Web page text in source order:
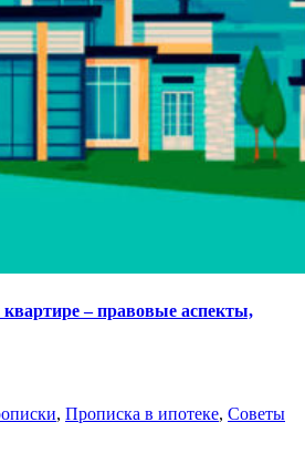
– правовые аспекты,
, Прописка в ипотеке, Советы